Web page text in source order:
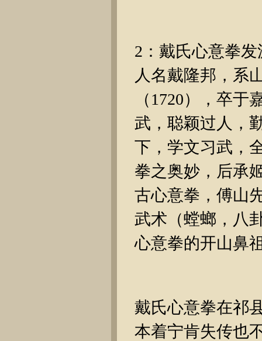
2：戴氏心意拳
人名戴隆邦，系
（1720），卒
武，聪颖过人，
下，学文习武，
拳之奥妙，后承
古心意拳，傅山
武术（螳螂，八
心意拳的开山鼻
戴氏心意拳在祁
本着宁肯失传也